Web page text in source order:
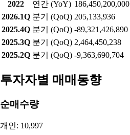
2022 연간 (YoY) 186,450,200,000
2026.1Q 분기 (QoQ) 205,133,936
2025.4Q 분기 (QoQ) -89,321,426,890
2025.3Q 분기 (QoQ) 2,464,450,238
2025.2Q 분기 (QoQ) -9,363,690,704
투자자별 매매동향
순매수량
개인: 10,997